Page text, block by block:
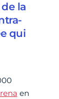
la
qui
en